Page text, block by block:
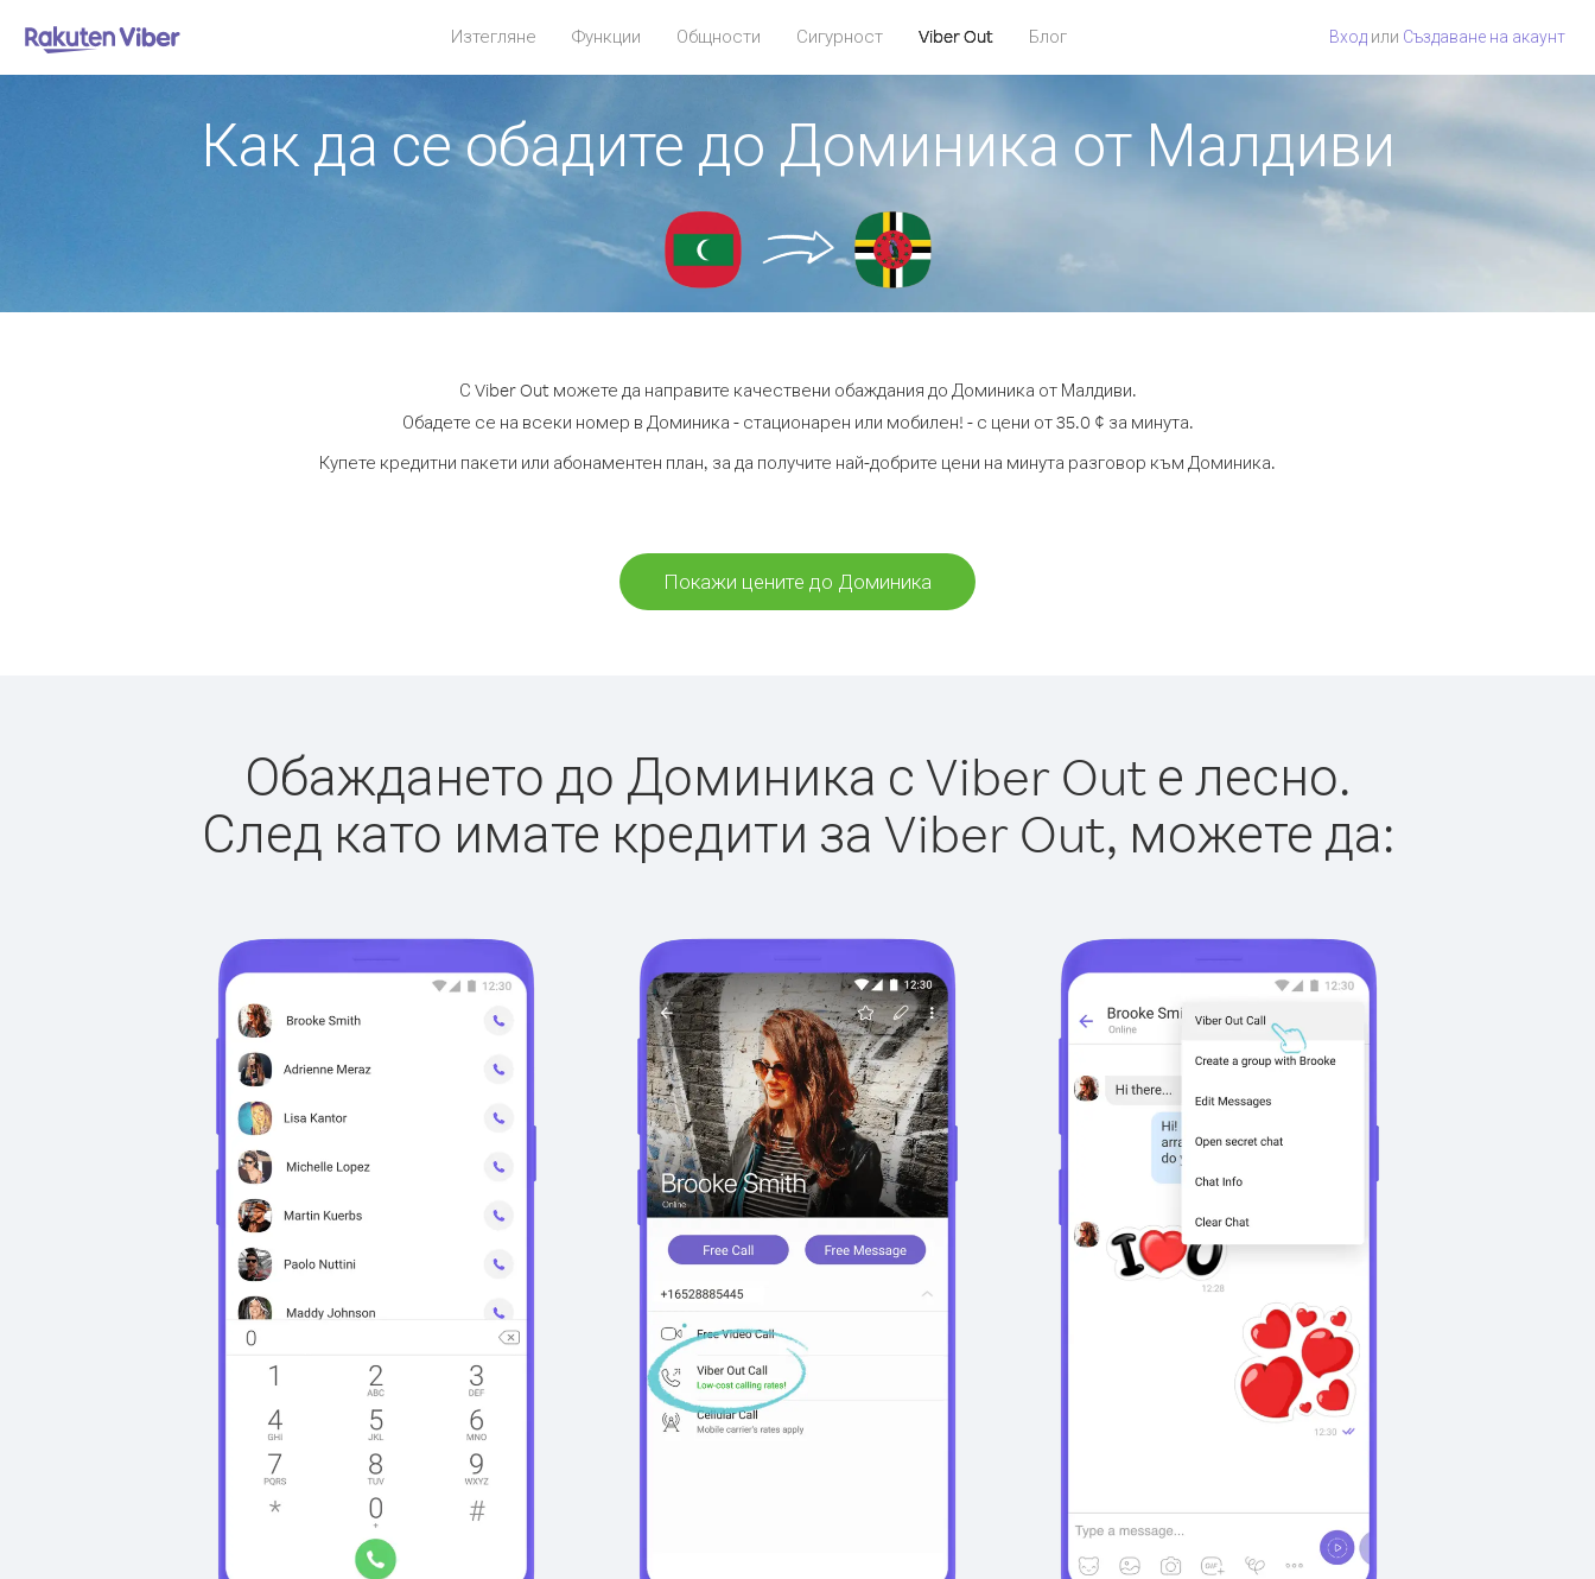
Изтегляне Функции Общности Сигурност Viber Out Блог Вход или Създаване на акаунт
Как да се обадите до Доминика от Малдиви
С Viber Out можете да направите качествени обаждания до Доминика от Малдиви.
Обадете се на всеки номер в Доминика - стационарен или мобилен! - с цени от 35.0 ¢ за минута.
Купете кредитни пакети или абонаментен план, за да получите най-добрите цени на минута разговор към Доминика.
Покажи цените до Доминика
Обаждането до Доминика с Viber Out е лесно.
След като имате кредити за Viber Out, можете да: